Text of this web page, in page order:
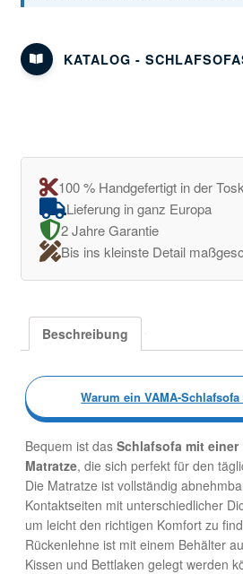
KATALOG -
100 % Handgefertigt in der
Lieferung in ganz Europa
2 Jahre Garantie
Bis ins kleinste Detail
Beschreibung
Warum ein VAMA-
Bequem ist das Schlafsofa mit einer
Matratze, die sich perfekt für den
Die Matratze ist vollständig
Kontaktseiten mit unterschiedlicher
um leicht den richtigen Komfort zu
Rückenlehne ist mit einem Behälter
Kissen und Bettlaken gelegt werden